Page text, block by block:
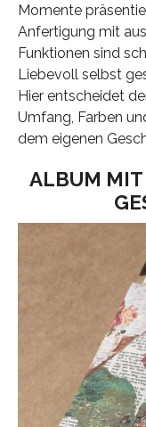
Momente
Anfertigung mit
Funktionen sind
Liebevoll selbst
Hier entscheidet
Umfang, Farben
dem eigenen
ALBUM MIT